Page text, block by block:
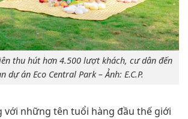
thu hút hơn 4.500 lượt khách, cư dân đến
dự án Eco Central Park – Ảnh: E.C.P.
với những tên tuổi hàng đầu thế giới